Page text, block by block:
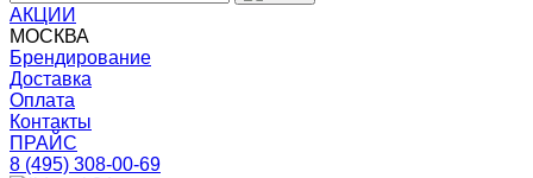
АКЦИИ
МОСКВА
Брендирование
Доставка
Оплата
Контакты
ПРАЙС
8 (495) 308-00-69